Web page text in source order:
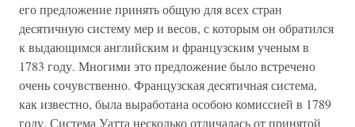
его предложение принять общую для всех стран
десятичную систему мер и весов, с которым он обратился
к выдающимся английским и французским ученым в
1783 году. Многими это предложение было встречено
очень сочувственно. Французская десятичная система,
как известно, была выработана особою комиссией в 1789
году. Система Уатта несколько отличалась от принятой